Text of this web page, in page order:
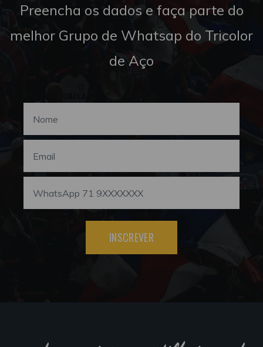
Preencha os dados e faça parte do
melhor Grupo de Whatsap do Tricolor
de Aço
INSCREVER